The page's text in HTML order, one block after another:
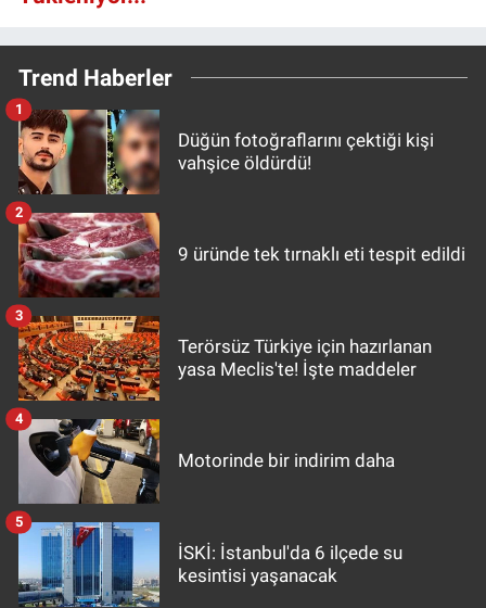
Trend Haberler
Düğün fotoğraflarını çektiği kişi
vahşice öldürdü!
1
9 üründe tek tırnaklı eti tespit edildi
2
Terörsüz Türkiye için hazırlanan
yasa Meclis'te! İşte maddeler
3
Motorinde bir indirim daha
4
İSKİ: İstanbul'da 6 ilçede su
kesintisi yaşanacak
5